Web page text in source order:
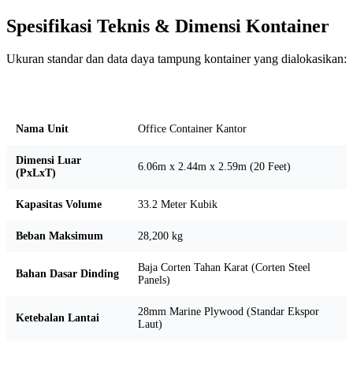
Spesifikasi Teknis & Dimensi Kontainer
Ukuran standar dan data daya tampung kontainer yang dialokasikan:
Nama Unit Office Container Kantor
Dimensi Luar
(PxLxT)
6.06m x 2.44m x 2.59m (20 Feet)
Kapasitas Volume 33.2 Meter Kubik
Beban Maksimum 28,200 kg
Bahan Dasar Dinding
Baja Corten Tahan Karat (Corten Steel
Panels)
Ketebalan Lantai
28mm Marine Plywood (Standar Ekspor
Laut)